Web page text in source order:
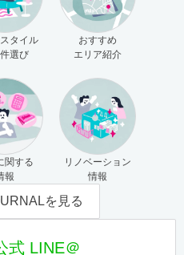
タイル
選び
おすすめ
エリア紹介
関する
報
リノベーション
情報
を見る
式 LINE＠